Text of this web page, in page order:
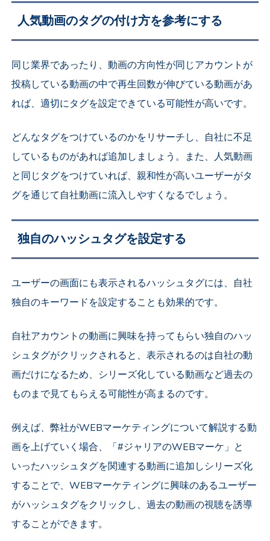
人気動画のタグの付け方を参考にする
同じ業界であったり、動画の方向性が同じアカウントが
投稿している動画の中で再生回数が伸びている動画があ
れば、適切にタグを設定できている可能性が高いです。
どんなタグをつけているのかをリサーチし、自社に不足
しているものがあれば追加しましょう。また、人気動画
と同じタグをつけていれば、親和性が高いユーザーがタ
グを通じて自社動画に流入しやすくなるでしょう。
独自のハッシュタグを設定する
ユーザーの画面にも表示されるハッシュタグには、自社
独自のキーワードを設定することも効果的です。
自社アカウントの動画に興味を持ってもらい独自のハッ
シュタグがクリックされると、表示されるのは自社の動
画だけになるため、シリーズ化している動画など過去の
ものまで見てもらえる可能性が高まるのです。
例えば、弊社がWEBマーケティングについて解説する動
画を上げていく場合、「#ジャリアのWEBマーケ」と
いったハッシュタグを関連する動画に追加しシリーズ化
することで、WEBマーケティングに興味のあるユーザー
がハッシュタグをクリックし、過去の動画の視聴を誘導
することができます。